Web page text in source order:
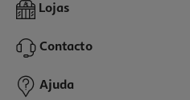
Lojas
Contacto
Ajuda